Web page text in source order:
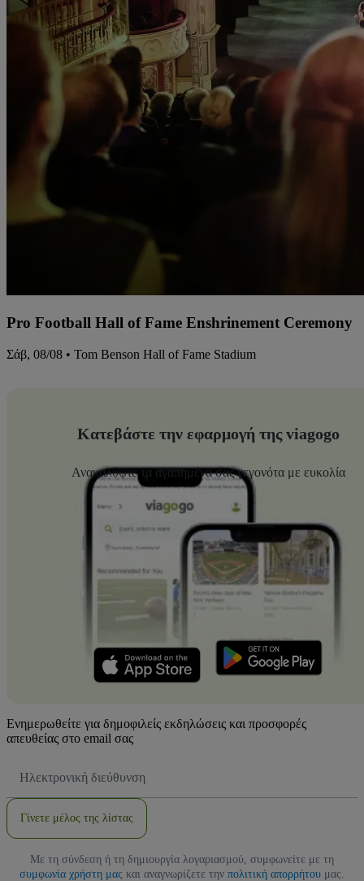
Pro Football Hall of Fame Enshrinement Ceremony
Σάβ, 08/08 • Tom Benson Hall of Fame Stadium
Κατεβάστε την εφαρμογή της viagogo
Ανακαλύψτε τα αγαπημένα σας γεγονότα με ευκολία
Ενημερωθείτε για δημοφιλείς εκδηλώσεις και προσφορές
απευθείας στο email σας
Email
Γίνετε μέλος της λίστας
Με τη σύνδεση ή τη δημιουργία λογαριασμού, συμφωνείτε με τη
συμφωνία χρήστη μας και αναγνωρίζετε την πολιτική απορρήτου μας.